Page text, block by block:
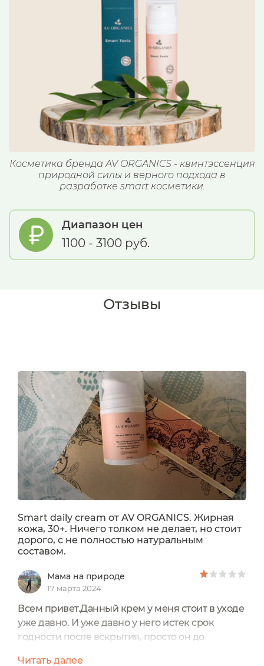
Косметика бренда AV ORGANICS - квинтэссенция
природной силы и верного подхода в
разработке smart косметики.
Диапазон цен
1100 - 3100 руб.
Отзывы
Smart daily cream от AV ORGANICS. Жирная
кожа, 30+. Ничего толком не делает, но стоит
дорого, с не полностью натуральным
составом.
Мама на природе
17 марта 2024
Всем привет.Данный крем у меня стоит в уходе
уже давно. И уже давно у него истек срок
годности после вскрытия, просто он до
Читать далее